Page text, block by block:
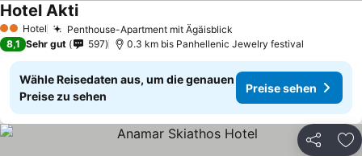
2 Sterne
Hotel Penthouse-Apartment mit Ägäisblick
Hotel AktiPreise sehen
8,1 Sehr gut 597 0.3 km bis Panhellenic Jewelry festival
Wähle Reisedaten aus, um die genauen
Preise zu sehen
Preise sehen
Teilen